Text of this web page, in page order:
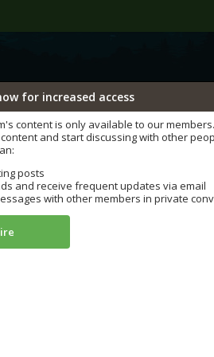
for increased access
content is only available to our
and start discussing with other
posts
and receive frequent updates via email
with other members in private